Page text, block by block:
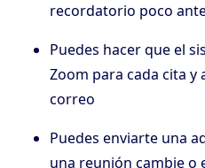
recordatorio poco
Puedes hacer que el
Zoom para cada cita y
correo
Puedes enviarte una
una reunión cambie o